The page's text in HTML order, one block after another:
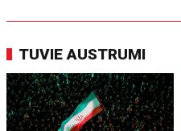
TUVIE AUSTRUMI